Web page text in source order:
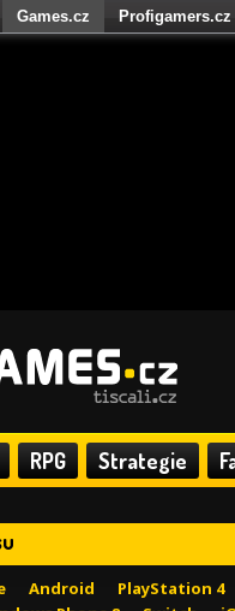
RPG Strategie
Android PlayStation 4
Games.cz Profigamers.cz